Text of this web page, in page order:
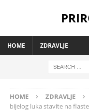
HOME ZDRAVLJE
HOME ZDRAVLJE
bijelog luka stavite na